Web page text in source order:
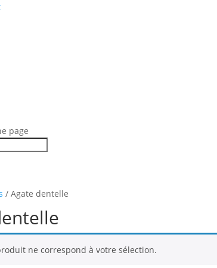
page
/ Agate dentelle
ne correspond à votre sélection.